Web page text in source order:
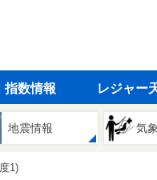
指数情報 レジャー
地震情報 気
1)